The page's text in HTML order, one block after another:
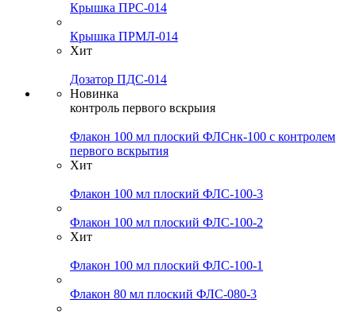
Крышка ПРС-014
Крышка ПРМЛ-014
Хит
Дозатор ПДС-014
Новинка
контроль первого вскрыия
Флакон 100 мл плоский ФЛСнк-100 с контролем
первого вскрытия
Хит
Флакон 100 мл плоский ФЛС-100-3
Флакон 100 мл плоский ФЛС-100-2
Хит
Флакон 100 мл плоский ФЛС-100-1
Флакон 80 мл плоский ФЛС-080-3